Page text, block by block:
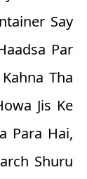
Say
Par
Tha
Jis Ke
Para Hai,
Shuru